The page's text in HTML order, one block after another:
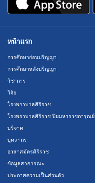
หน้าแรก
การศึกษาก่อนปริญญา
การศึกษาหลังปริญญา
วิชาการ
วิจัย
โรงพยาบาลศิริราช
โรงพยาบาลศิริราช ปิยมหาราชการุณย์
บริจาค
บุคลากร
อาสาสมัครศิริราช
ข้อมูลสาธารณะ
ประกาศความเป็นส่วนตัว